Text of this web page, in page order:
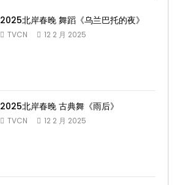
2025北岸春晚 舞蹈《乌兰巴托的夜》
TVCN 12 2 月 2025
2025北岸春晚 古典舞《雨后》
TVCN 12 2 月 2025